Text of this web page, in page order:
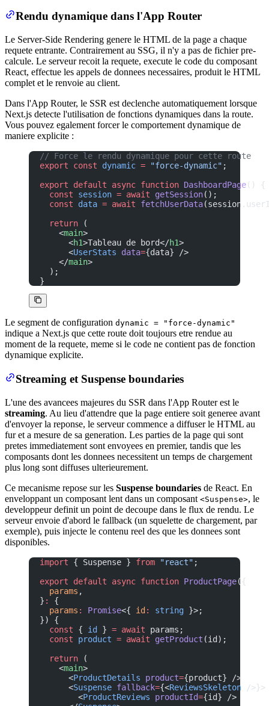
Rendu dynamique dans l'App Router
Le Server-Side Rendering genere le HTML de la page a chaque
requete entrante. Contrairement au SSG, il n'y a pas de fichier pre-
calcule. Le serveur recoit la requete, execute le code du composant
React, effectue les appels de donnees necessaires, produit le HTML
complet et le renvoie au client.
Dans l'App Router, le SSR est declenche automatiquement lorsque
Next.js detecte l'utilisation de fonctions dynamiques dans la route.
Vous pouvez egalement forcer le comportement dynamique de
maniere explicite :
// Force le rendu dynamique pour cette route
export const dynamic = "force-dynamic" ;
export default async function DashboardPage() {
  const
session = await getSession();
  const
data = await fetchUserData
  return
(
    <
main>
      <
h1>Tableau de bord</h1>
      <
UserStats data={data} />
    </
main>
  );
}
Le segment de configuration dynamic = "force-dynamic"
indique a Next.js que cette route doit toujours etre rendue au
moment de la requete, meme si le code ne contient pas de fonction
dynamique explicite.
Streaming et Suspense boundaries
L'une des avancees majeures du SSR dans l'App Router est le
streaming. Au lieu d'attendre que la page entiere soit generee avant
d'envoyer la reponse, le serveur commence a diffuser le HTML au
fur et a mesure de sa generation. Les parties de la page qui sont
pretes immediatement sont envoyees en premier, tandis que les
composants dont les donnees necessitent un temps de chargement
plus long sont diffuses ulterieurement.
Ce mecanisme repose sur les Suspense boundaries de React. En
enveloppant un composant lent dans un composant <Suspense>, le
developpeur definit un point de decoupe dans le flux de rendu. Le
serveur envoie d'abord le fallback (un squelette de chargement, par
exemple), puis injecte le contenu reel des que les donnees sont
disponibles.
import { Suspense } from "react" ;
export default async function ProductPage({
  params
,
} :
{
  params
: Promise<{ id: string }>;
}) {
  const
{ id } = await params;
  const
product = await getProduct (id);
  return
(
    <
main>
      <
ProductDetails product={product} />
      <
Suspense fallback={<ReviewsSkeleton />}>
        <
ProductReviews productId={id} />